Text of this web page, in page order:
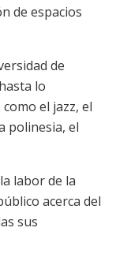
de espacios
de
lo
el jazz, el
polinesia, el
labor de la
acerca del
sus